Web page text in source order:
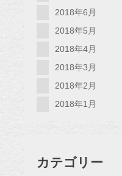
2018年6月
2018年5月
2018年4月
2018年3月
2018年2月
2018年1月
カテゴリー